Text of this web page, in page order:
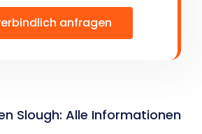
anfragen
Slough: Alle Informationen